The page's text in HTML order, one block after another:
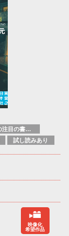
特集：日本の注目の書き手たち
試し読みあり
映像化
希望作品